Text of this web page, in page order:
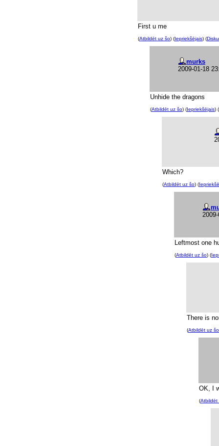
First u me
(Atbildēt uz šo) (Iepriekšējais) (
murks
2009-01-18
Unhide the dragons
(Atbildēt uz šo) (Iepriekšējais) (
Which?
(Atbildēt uz šo) (
Leftmost one
(Atbildēt uz šo) (
There is
(Atbildēt uz šo
OK, I
(Atbildēt